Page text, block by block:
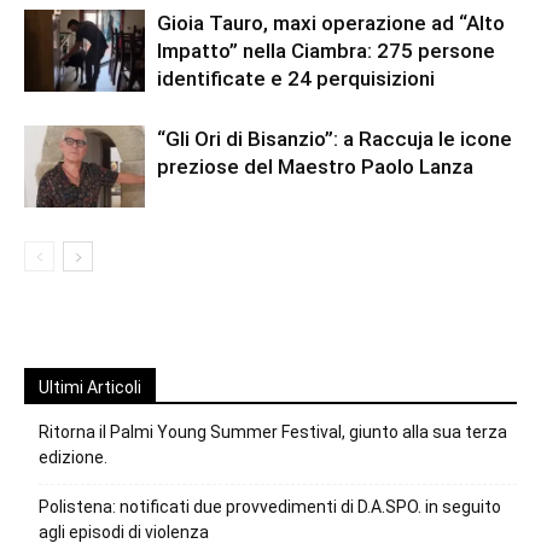
Gioia Tauro, maxi operazione ad “Alto
Impatto” nella Ciambra: 275 persone
identificate e 24 perquisizioni
“Gli Ori di Bisanzio”: a Raccuja le icone
preziose del Maestro Paolo Lanza
Ultimi Articoli
Ritorna il Palmi Young Summer Festival, giunto alla sua terza
edizione.
Polistena: notificati due provvedimenti di D.A.SPO. in seguito
agli episodi di violenza